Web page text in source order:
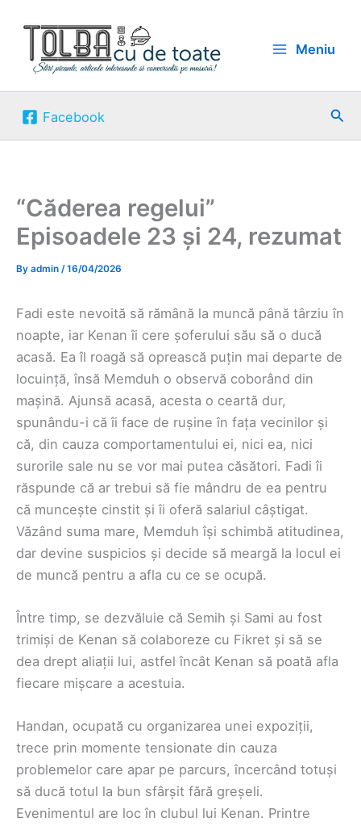
content
Meniu
Facebook
“Căderea regelui”
Episoadele 23 și 24, rezumat
By admin /16/04/2026
Fadi este nevoită să rămână la muncă până târziu în
noapte, iar Kenan îi cere șoferului său să o ducă
acasă. Ea îl roagă să oprească puțin mai departe de
locuință, însă Memduh o observă coborând din
mașină. Ajunsă acasă, acesta o ceartă dur,
spunându-i că îi face de rușine în fața vecinilor și
că, din cauza comportamentului ei, nici ea, nici
surorile sale nu se vor mai putea căsători. Fadi îi
răspunde că ar trebui să fie mândru de ea pentru
că muncește cinstit și îi oferă salariul câștigat.
Văzând suma mare, Memduh își schimbă atitudinea,
dar devine suspicios și decide să meargă la locul ei
de muncă pentru a afla cu ce se ocupă.
Între timp, se dezvăluie că Semih și Sami au fost
trimiși de Kenan să colaboreze cu Fikret și să se
dea drept aliații lui, astfel încât Kenan să poată afla
fiecare mișcare a acestuia.
Handan, ocupată cu organizarea unei expoziții,
trece prin momente tensionate din cauza
problemelor care apar pe parcurs, încercând totuși
să ducă totul la bun sfârșit fără greșeli.
Evenimentul are loc în clubul lui Kenan. Printre